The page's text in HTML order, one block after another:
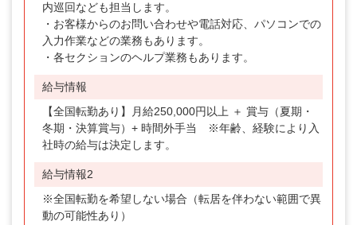
内巡回なども担当します。
・お客様からのお問い合わせや電話対応、パソコンでの
入力作業などの業務もあります。
・各セクションのヘルプ業務もあります。
給与情報
【全国転勤あり】月給250,000円以上 ＋ 賞与（夏期・
冬期・決算賞与）+ 時間外手当 ※年齢、経験により入
社時の給与は決定します。
給与情報2
※全国転勤を希望しない場合（転居を伴わない範囲で異
動の可能性あり）